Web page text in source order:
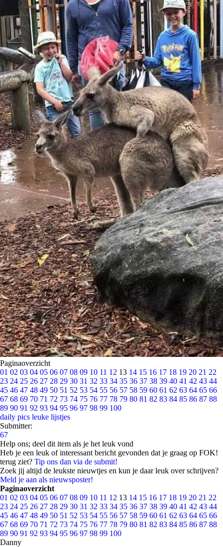
Paginaoverzicht
01 02 03 04 05 06 07 08 09 10 11 12 13 14 15 16 17 18 19 20 21 22
23 24 25 26 27 28 29 30 31 32 33 34 35 36 37 38 39 40 41 42 43 44
45 46 47 48 49 50 51 52 53 54 55 56 57 58 59 60 61 62 63 64 65 66
67 68 69 70 71 72 73 74 75 76 77 78 79 80 81 82 83 84 85 86 87 88
89 90 91 92 93 94 95 96 97 98 99 100
daily pics leuke lijstjes
Submitter:
67
Help ons; deel dit item als je het leuk vond
Heb je een leuk of interessant bericht gevonden dat je graag op FOK!
terug ziet? Tip ons dan via de submit!
Zoek jij altijd de leukste nieuwtjes en kun je daar leuk over schrijven?
Meld je aan als nieuwsposter!
Paginaoverzicht
01 02 03 04 05 06 07 08 09 10 11 12 13 14 15 16 17 18 19 20 21 22
23 24 25 26 27 28 29 30 31 32 33 34 35 36 37 38 39 40 41 42 43 44
45 46 47 48 49 50 51 52 53 54 55 56 57 58 59 60 61 62 63 64 65 66
67 68 69 70 71 72 73 74 75 76 77 78 79 80 81 82 83 84 85 86 87 88
89 90 91 92 93 94 95 96 97 98 99 100
Danny